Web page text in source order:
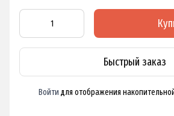
Быстрый заказ
Войти для отображения